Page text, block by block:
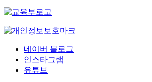
네이버 블로그
인스타그램
유튜브